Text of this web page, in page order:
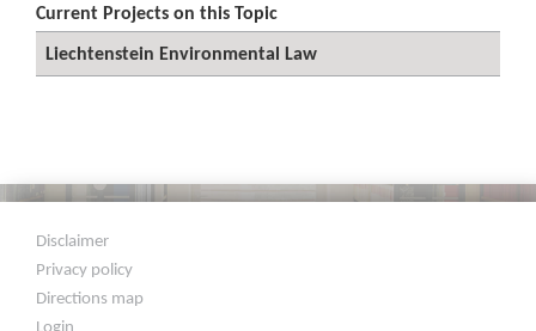
Current Projects on this Topic
Liechtenstein Environmental Law
Disclaimer
Privacy policy
Directions map
Login